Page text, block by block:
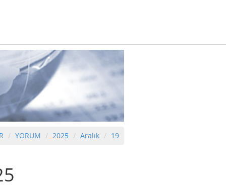
YORUM 2025 Aralık 19